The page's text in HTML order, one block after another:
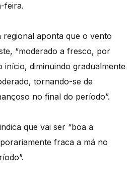
feira.
regional aponta que o vento
“moderado a fresco, por
diminuindo gradualmente
tornando-se de
no final do período”.
que vai ser “boa a
fraca a má no